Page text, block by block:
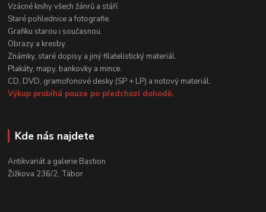
Vzácné knihy všech žánrů a stáří.
Staré pohlednice a fotografie.
Grafiku starou i současnou.
Obrazy a kresby.
Známky, staré dopisy a jiný filatelistický materiál.
Plakáty, mapy, bankovky a mince.
CD, DVD, gramofonové desky (SP + LP) a notový materiál.
Výkup probíhá pouze po předchozí dohodě.
Kde nás najdete
Antikvariát a galerie Bastion
Žižkova 236/2, Tábor